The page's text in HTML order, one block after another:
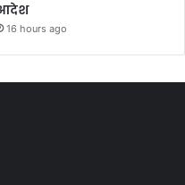
16 hours ago